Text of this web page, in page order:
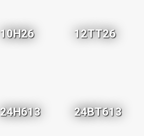
10H26 12TT26
24H613 24BT613